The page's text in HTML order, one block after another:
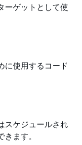
ーゲットとして使
に使用するコード
スケジュールされ
ます。